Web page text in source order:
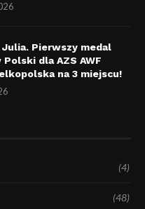
Pierwszy medal
dla AZS AWF
na 3 miejscu!
(4)
(48)